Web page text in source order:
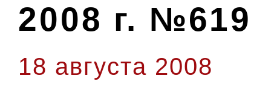
2008 г. №619
18 августа 2008